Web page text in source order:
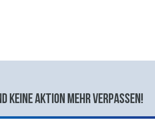
keine aktion mehr verpassen!